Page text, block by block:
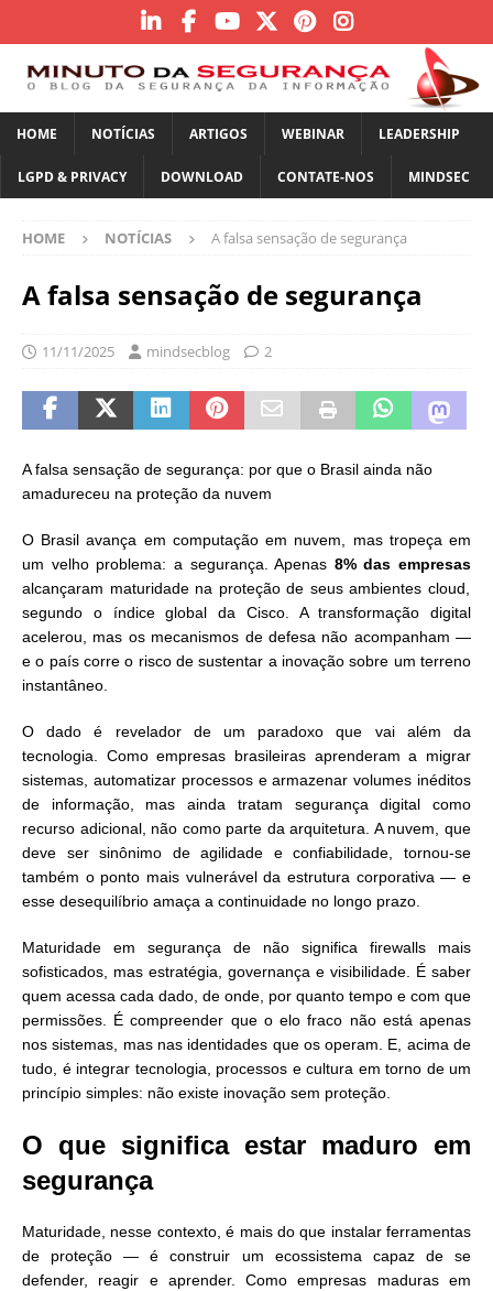
HOME NOTÍCIAS ARTIGOS WEBINAR LEADERSHIP
LGPD & PRIVACY DOWNLOAD CONTATE-NOS MINDSEC
HOME NOTÍCIAS A falsa sensação de segurança
A falsa sensação de segurança
11/11/2025 mindsecblog 2
A falsa sensação de segurança: por que o Brasil ainda não
amadureceu na proteção da nuvem
O Brasil avança em computação em nuvem, mas tropeça em
um velho problema: a segurança. Apenas 8% das empresas
alcançaram maturidade na proteção de seus ambientes cloud,
segundo o índice global da Cisco. A transformação digital
acelerou, mas os mecanismos de defesa não acompanham —
e o país corre o risco de sustentar a inovação sobre um terreno
instantâneo.
O dado é revelador de um paradoxo que vai além da
tecnologia. Como empresas brasileiras aprenderam a migrar
sistemas, automatizar processos e armazenar volumes inéditos
de informação, mas ainda tratam segurança digital como
recurso adicional, não como parte da arquitetura. A nuvem, que
deve ser sinônimo de agilidade e confiabilidade, tornou-se
também o ponto mais vulnerável da estrutura corporativa — e
esse desequilíbrio amaça a continuidade no longo prazo.
Maturidade em segurança de não significa firewalls mais
sofisticados, mas estratégia, governança e visibilidade. É saber
quem acessa cada dado, de onde, por quanto tempo e com que
permissões. É compreender que o elo fraco não está apenas
nos sistemas, mas nas identidades que os operam. E, acima de
tudo, é integrar tecnologia, processos e cultura em torno de um
princípio simples: não existe inovação sem proteção.
O que significa estar maduro em
segurança
Maturidade, nesse contexto, é mais do que instalar ferramentas
de proteção — é construir um ecossistema capaz de se
defender, reagir e aprender. Como empresas maduras em